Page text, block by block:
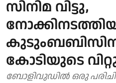
സിനിമ വിട്ടു,
കോടിയുടെ
ബോളിവുഡിൽ ഒരു